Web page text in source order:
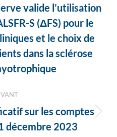
Article
précédent
:
valide l’utilisation
S (ΔFS) pour le
et le choix de
dans la sclérose
Article
suivant
sur les comptes
décembre 2023